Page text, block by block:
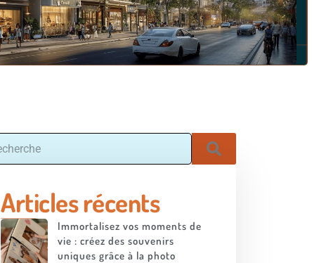
Articles récents
Immortalisez vos moments de
vie : créez des souvenirs
uniques grâce à la photo